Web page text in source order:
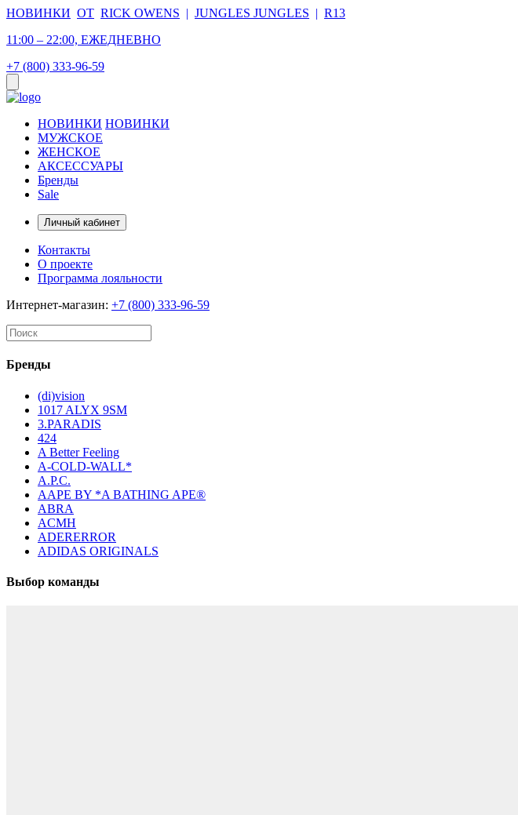
НОВИНКИ ОТ RICK OWENS | JUNGLES JUNGLES | R13
11:00 – 22:00, ЕЖЕДНЕВНО
+7 (800) 333-96-59
НОВИНКИ НОВИНКИ
МУЖСКОЕ
ЖЕНСКОЕ
АКСЕССУАРЫ
Бренды
Sale
Личный кабинет
Контакты
О проекте
Программа лояльности
Интернет-магазин: +7 (800) 333-96-59
Бренды
(di)vision
1017 ALYX 9SM
3.PARADIS
424
A Better Feeling
A-COLD-WALL*
A.P.C.
AAPE BY *A BATHING APE®
ABRA
ACMH
ADERERROR
ADIDAS ORIGINALS
Выбор команды